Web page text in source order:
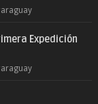
Expedición